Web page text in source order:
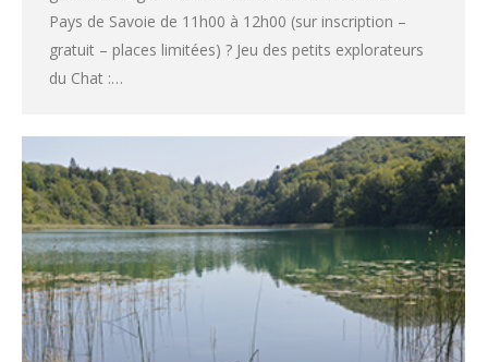
Pays de Savoie de 11h00 à 12h00 (sur inscription –
gratuit – places limitées) ? Jeu des petits explorateurs
du Chat :…